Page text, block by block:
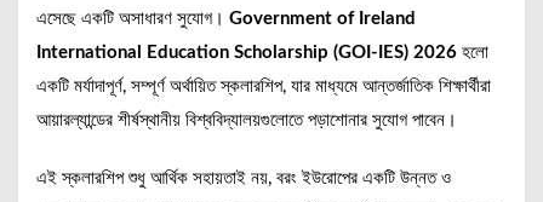
এসেছে একটি অসাধারণ সুযোগ। Government of Ireland
International Education Scholarship (GOI-IES) 2026 হলো
একটি মর্যাদাপূর্ণ, সম্পূর্ণ অর্থায়িত স্কলারশিপ, যার মাধ্যমে আন্তর্জাতিক শিক্ষার্থীরা
আয়ারল্যান্ডের শীর্ষস্থানীয় বিশ্ববিদ্যালয়গুলোতে পড়াশোনার সুযোগ পাবেন।
এই স্কলারশিপ শুধু আর্থিক সহায়তাই নয়, বরং ইউরোপের একটি উন্নত ও